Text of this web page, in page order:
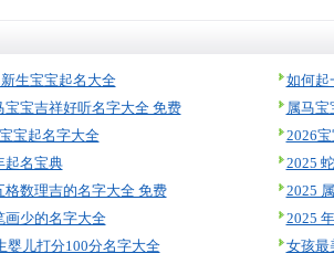
生宝宝起名大全
宝宝吉祥好听名字大全 免费
宝起名字大全
起名宝典
格数理吉的名字大全 免费
画少的名字大全
婴儿打分100分名字大全
如何起
属马宝
2026
2025
2025
2025
女孩最